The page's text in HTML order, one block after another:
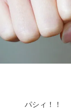
パシィ！！